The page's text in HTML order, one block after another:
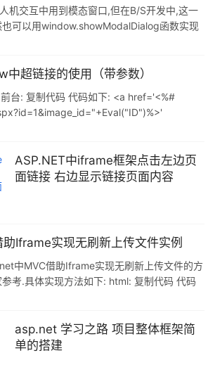
机交互中用到模态窗口,但在B/S开发中,这一
可以用window.showModalDialog函数实现
2个无用的窗口.不爽! 我发现可以尝试在初始
位置摆
超链接的使用（带参数）
台: 复制代码 代码如下: <a href='<%#
ASP.NET中iframe框架点击左边页
面链接 右边显示链接页面内容
Iframe实现无刷新上传文件实例
中MVC借助Iframe实现无刷新上传文件的方
考.具体实现方法如下: html: 复制代码 代码
asp.net 学习之路 项目整体框架简
单的搭建